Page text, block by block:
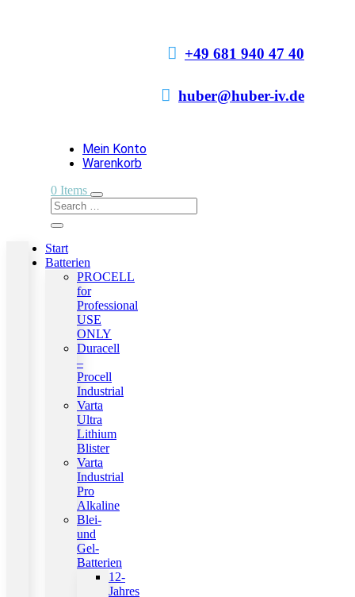
 +49 681 940 47 40
 huber@huber-iv.de
Mein Konto
Warenkorb
0 Items
Start
Batterien
PROCELL
for
Professional
USE
ONLY
Duracell
–
Procell
Industrial
Varta
Ultra
Lithium
Blister
Varta
Industrial
Pro
Alkaline
Blei-
und
Gel-
Batterien
12-
Jahres